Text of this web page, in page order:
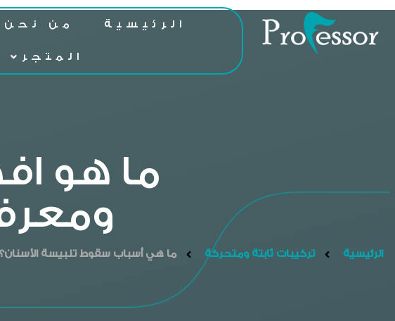
الرئيسية من نحن
المتجر
ما هو
الرئيسية تركيبات ثابتة ومتحركة ما هي أسباب سقوط تلبيسة الأسنان؟